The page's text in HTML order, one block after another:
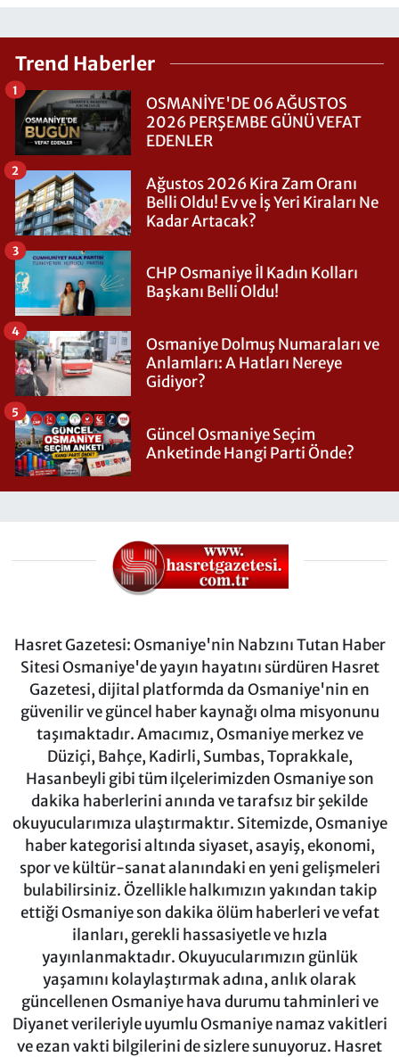
Trend Haberler
OSMANİYE'DE 06 AĞUSTOS
2026 PERŞEMBE GÜNÜ VEFAT
EDENLER
1
Ağustos 2026 Kira Zam Oranı
Belli Oldu! Ev ve İş Yeri Kiraları Ne
Kadar Artacak?
2
CHP Osmaniye İl Kadın Kolları
Başkanı Belli Oldu!
3
Osmaniye Dolmuş Numaraları ve
Anlamları: A Hatları Nereye
Gidiyor?
4
Güncel Osmaniye Seçim
Anketinde Hangi Parti Önde?
5
Hasret Gazetesi: Osmaniye'nin Nabzını Tutan Haber
Sitesi Osmaniye'de yayın hayatını sürdüren Hasret
Gazetesi, dijital platformda da Osmaniye'nin en
güvenilir ve güncel haber kaynağı olma misyonunu
taşımaktadır. Amacımız, Osmaniye merkez ve
Düziçi, Bahçe, Kadirli, Sumbas, Toprakkale,
Hasanbeyli gibi tüm ilçelerimizden Osmaniye son
dakika haberlerini anında ve tarafsız bir şekilde
okuyucularımıza ulaştırmaktır. Sitemizde, Osmaniye
haber kategorisi altında siyaset, asayiş, ekonomi,
spor ve kültür-sanat alanındaki en yeni gelişmeleri
bulabilirsiniz. Özellikle halkımızın yakından takip
ettiği Osmaniye son dakika ölüm haberleri ve vefat
ilanları, gerekli hassasiyetle ve hızla
yayınlanmaktadır. Okuyucularımızın günlük
yaşamını kolaylaştırmak adına, anlık olarak
güncellenen Osmaniye hava durumu tahminleri ve
Diyanet verileriyle uyumlu Osmaniye namaz vakitleri
ve ezan vakti bilgilerini de sizlere sunuyoruz. Hasret